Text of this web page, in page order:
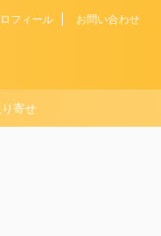
フィール お問い合わせ
寄せ